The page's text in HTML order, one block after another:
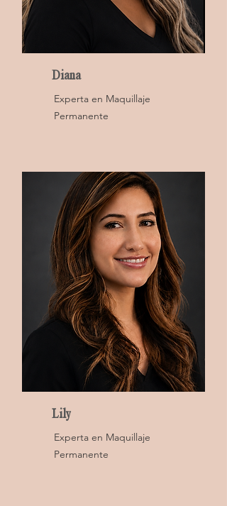
Diana
Experta en Maquillaje
Permanente
Lily
Experta en Maquillaje
Permanente